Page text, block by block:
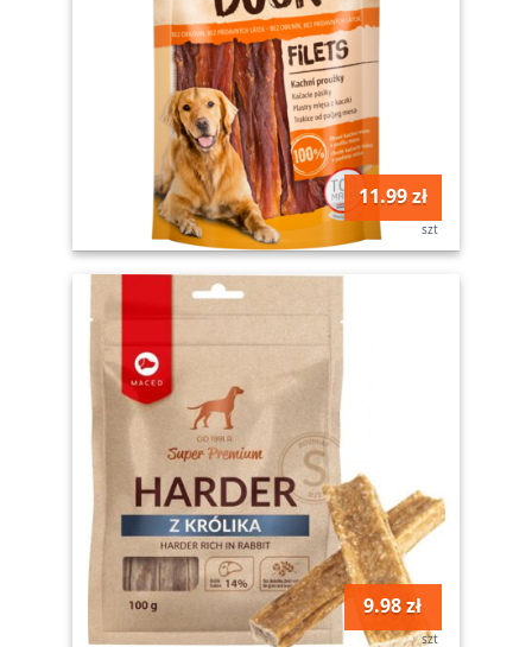
11.99 zł
szt
9.98 zł
szt